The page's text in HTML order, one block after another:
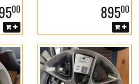
00 89500